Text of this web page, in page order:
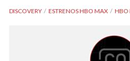
DISCOVERY ESTRENOS HBO MAX HBO